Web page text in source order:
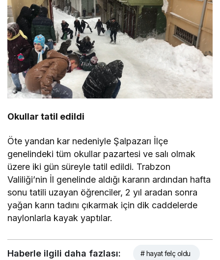
Okullar tatil edildi
Öte yandan kar nedeniyle Şalpazarı İlçe
genelindeki tüm okullar pazartesi ve salı olmak
üzere iki gün süreyle tatil edildi. Trabzon
Valiliği’nin İl genelinde aldığı kararın ardından hafta
sonu tatili uzayan öğrenciler, 2 yıl aradan sonra
yağan karın tadını çıkarmak için dik caddelerde
naylonlarla kayak yaptılar.
Haberle ilgili daha fazlası: # hayat felç oldu